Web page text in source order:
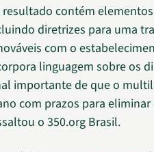
resultado contém
diretrizes para uma
com o
linguagem sobre os
importante de que o
com prazos para eliminar
o 350.org Brasil.